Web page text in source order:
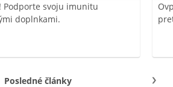
Podporte svoju imunitu
doplnkami.
Posledné články